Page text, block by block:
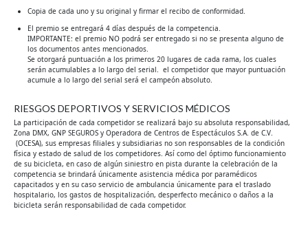
Copia de cada uno y su original y firmar el recibo de conformidad.
El premio se entregará 4 días después de la competencia.
IMPORTANTE: el premio NO podrá ser entregado si no se presenta alguno de
los documentos antes mencionados.
Se otorgará puntuación a los primeros 20 lugares de cada rama, los cuales
serán acumulables a lo largo del serial. el competidor que mayor puntuación
acumule a lo largo del serial será el campeón absoluto.
RIESGOS DEPORTIVOS Y SERVICIOS MÉDICOS
La participación de cada competidor se realizará bajo su absoluta responsabilidad,
Zona DMX, GNP SEGUROS y Operadora de Centros de Espectáculos S.A. de C.V.
(OCESA), sus empresas filiales y subsidiarias no son responsables de la condición
física y estado de salud de los competidores. Así como del óptimo funcionamiento
de su bicicleta, en caso de algún siniestro en pista durante la celebración de la
competencia se brindará únicamente asistencia médica por paramédicos
capacitados y en su caso servicio de ambulancia únicamente para el traslado
hospitalario, los gastos de hospitalización, desperfecto mecánico o daños a la
bicicleta serán responsabilidad de cada competidor.